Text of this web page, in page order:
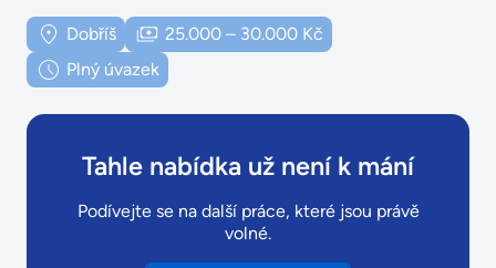
Dobříš
25.000 – 30.000 Kč
Plný úvazek
Tahle nabídka už není k mání
Podívejte se na další práce, které jsou právě
volné.